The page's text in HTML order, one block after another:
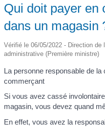
Qui doit payer en
dans un magasin
Vérifié le 06/05/2022 - Direction de
administrative (Première ministre)
La personne responsable de
commerçant
Si vous avez cassé
magasin, vous devez quand
En effet, vous avez la